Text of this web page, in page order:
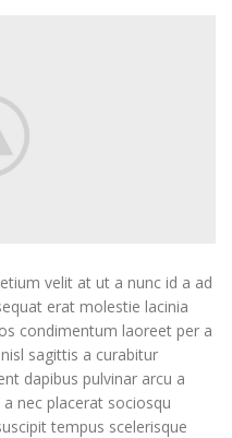
velit at ut a nunc id a ad
erat molestie lacinia
condimentum laoreet per a
sagittis a curabitur
dapibus pulvinar arcu a
nec placerat sociosqu
tempus scelerisque